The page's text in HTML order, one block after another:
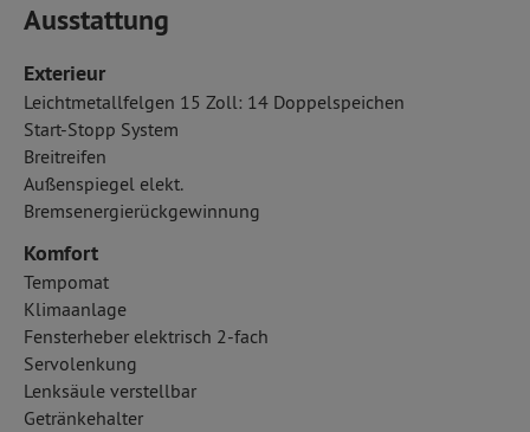
Ausstattung
Exterieur
Leichtmetallfelgen 15 Zoll: 14 Doppelspeichen
Start-Stopp System
Breitreifen
Außenspiegel elekt.
Bremsenergierückgewinnung
Komfort
Tempomat
Klimaanlage
Fensterheber elektrisch 2-fach
Servolenkung
Lenksäule verstellbar
Getränkehalter